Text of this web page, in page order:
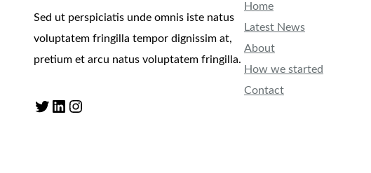
Sed ut perspiciatis unde omnis iste natus
voluptatem fringilla tempor dignissim at,
pretium et arcu natus voluptatem fringilla.
Twitter LinkedIn Instagram
Home
Latest News
About
How we started
Contact